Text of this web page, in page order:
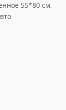
55*80 см,